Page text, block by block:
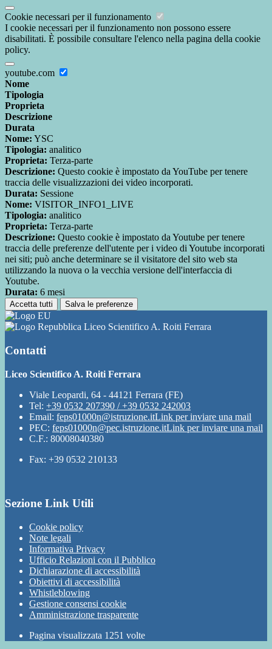
Cookie necessari per il funzionamento
I cookie necessari per il funzionamento non possono essere
disabilitati. È possibile consultare l'elenco nella pagina della cookie
policy.
youtube.com
Nome
Tipologia
Proprieta
Descrizione
Durata
Nome: YSC
Tipologia: analitico
Proprieta: Terza-parte
Descrizione: Questo cookie è impostato da YouTube per tenere
traccia delle visualizzazioni dei video incorporati.
Durata: Sessione
Nome: VISITOR_INFO1_LIVE
Tipologia: analitico
Proprieta: Terza-parte
Descrizione: Questo cookie è impostato da Youtube per tenere
traccia delle preferenze dell'utente per i video di Youtube incorporati
nei siti; può anche determinare se il visitatore del sito web sta
utilizzando la nuova o la vecchia versione dell'interfaccia di
Youtube.
Durata: 6 mesi
Accetta tutti Salva le preferenze
Liceo Scientifico A. Roiti Ferrara
Contatti
Liceo Scientifico A. Roiti Ferrara
Viale Leopardi, 64 - 44121 Ferrara (FE)
Tel: +39 0532 207390 / +39 0532 242003
Email: feps01000n@istruzione.itLink per inviare una mail
PEC: feps01000n@pec.istruzione.itLink per inviare una mail
C.F.: 80008040380
Fax: +39 0532 210133
Sezione Link Utili
Cookie policy
Note legali
Informativa Privacy
Ufficio Relazioni con il Pubblico
Dichiarazione di accessibilità
Obiettivi di accessibilità
Whistleblowing
Gestione consensi cookie
Amministrazione trasparente
Pagina visualizzata 1251 volte